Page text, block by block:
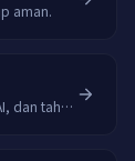
aman.
Rilis perangkat lunak sungguhan dengan pasangan AI, dan tahu kapan ia salah.